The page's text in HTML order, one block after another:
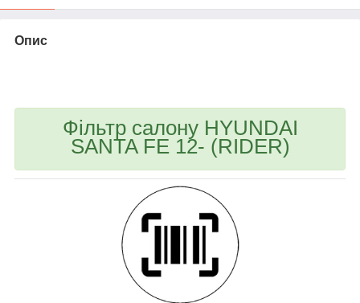
Опис
Фільтр салону HYUNDAI
SANTA FE 12- (RIDER)